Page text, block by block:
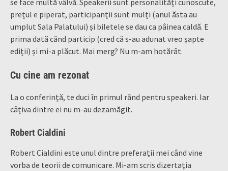
prețul e piperat, participanții sunt mulți (anul ăsta au
umplut Sala Palatului) și biletele se dau ca pâinea caldă. E
prima dată când particip (cred că s-au adunat vreo șapte
ediții) și mi-a plăcut. Mai merg? Nu m-am hotărât.
Cu cine am rezonat
La o conferință, te duci în primul rând pentru speakeri. Iar
câțiva dintre ei nu m-au dezamăgit.
Robert Cialdini
Robert Cialdini este unul dintre preferații mei când vine
vorba de teorii de comunicare. Mi-am scris dizertația